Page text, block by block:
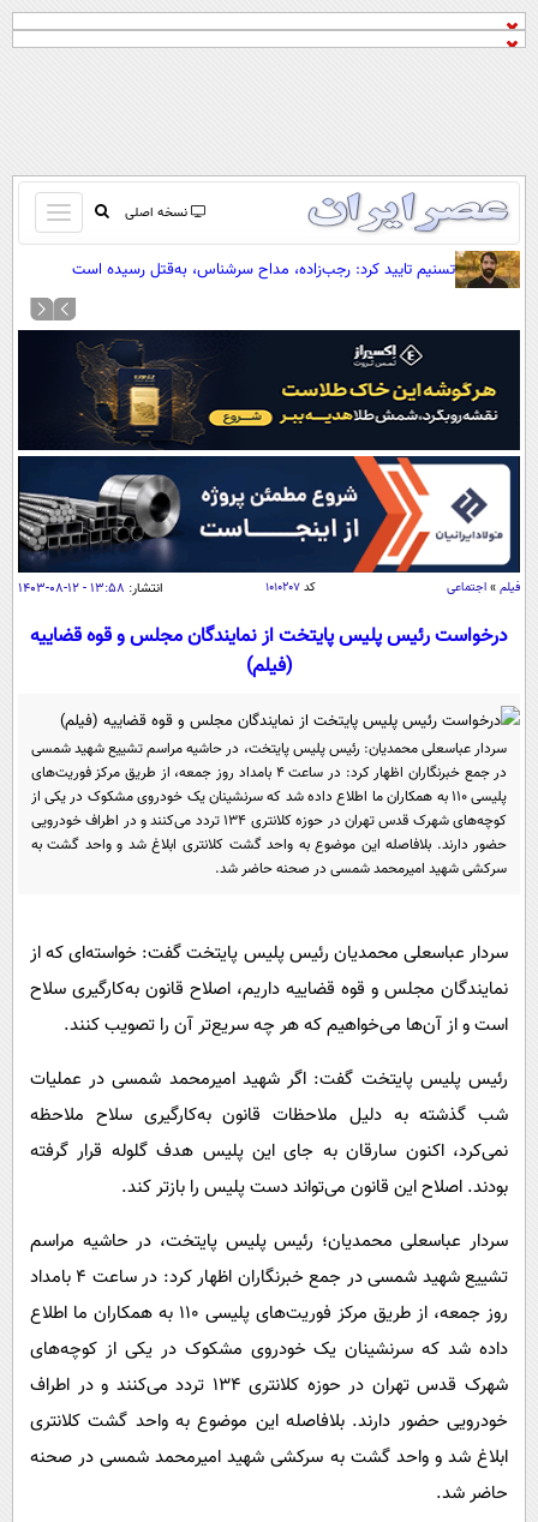
نسخه اصلی
باز
و
کردن
صفحه اول
آرشیو
نظرسنجی
آب و هوا
اوقات شرعی
سواد زندگی
اقتصاد
اقتصادی
خودرو
جامعه
اجتماعی
حوادث
سلامت
یک برش دانایی
محیط زیست
ورزشی
بین الملل
سیاست خارجی
فرهنگ و هنر
علم و دانش
فناوری و It
علمی
قرآن
گوناگون
باشگاه مغز
مجله تصویری سلاح
اقتصاد
ورزش
سیاست
سرگرمی
محیط زیست
سلامت
فرهنگی
بین الملل
عصر ایران 2
خواندنی ها و دیدنی ها
داستان کوتاه
پیامک
آموزش زبان
تسنیم تایید کرد: رجب‌زاده، مداح سرشناس، به‌قتل رسیده است
فیلم » اجتماعی کد۱۰۱۰۲۰۷ انتشار: ۱۳:۵۸ - ۱۲-۰۸-۱۴۰۳
درخواست رئیس پلیس پایتخت از نمایندگان مجلس و قوه قضاییه
(فیلم)
سردار عباسعلی محمدیان: رئیس پلیس پایتخت، در حاشیه مراسم تشییع شهید شمسی
در جمع خبرنگاران اظهار کرد: در ساعت ۴ بامداد روز جمعه، از طریق مرکز فوریت‌های
پلیسی ۱۱۰ به همکاران ما اطلاع داده شد که سرنشینان یک خودروی مشکوک در یکی از
کوچه‌های شهرک قدس تهران در حوزه کلانتری ۱۳۴ تردد می‌کنند و در اطراف خودرویی
حضور دارند. بلافاصله این موضوع به واحد گشت کلانتری ابلاغ شد و واحد گشت به
سرکشی شهید امیرمحمد شمسی در صحنه حاضر شد.
سردار عباسعلی محمدیان رئیس پلیس پایتخت گفت: خواسته‌ای که از
نمایندگان مجلس و قوه قضاییه داریم، اصلاح قانون به‌کارگیری سلاح
است و از آن‌ها می‌خواهیم که هر چه سریع‌تر آن را تصویب کنند.
رئیس پلیس پایتخت گفت: اگر شهید امیرمحمد شمسی در عملیات
شب گذشته به دلیل ملاحظات قانون به‌کارگیری سلاح ملاحظه
نمی‌کرد، اکنون سارقان به جای این پلیس هدف گلوله قرار گرفته
بودند. اصلاح این قانون می‌تواند دست پلیس را بازتر کند.
سردار عباسعلی محمدیان؛ رئیس پلیس پایتخت، در حاشیه مراسم
تشییع شهید شمسی در جمع خبرنگاران اظهار کرد: در ساعت ۴ بامداد
روز جمعه، از طریق مرکز فوریت‌های پلیسی ۱۱۰ به همکاران ما اطلاع
داده شد که سرنشینان یک خودروی مشکوک در یکی از کوچه‌های
شهرک قدس تهران در حوزه کلانتری ۱۳۴ تردد می‌کنند و در اطراف
خودرویی حضور دارند. بلافاصله این موضوع به واحد گشت کلانتری
ابلاغ شد و واحد گشت به سرکشی شهید امیرمحمد شمسی در صحنه
حاضر شد.